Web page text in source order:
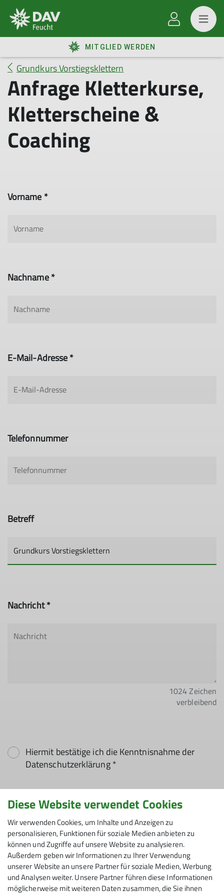
MITGLIED WERDEN
Grundkurs Vorstiegsklettern
Anfrage Kletterkurse,
Kletterscheine &
Coaching
Vorname *
Nachname *
E-Mail-Adresse *
Telefonnummer
Betreff
Nachricht *
1024Zeichen
verbleibend
Hiermit bestätige ich die Kenntnisnahme der
Datenschutzerklärung *
Hiermit erkläre ich mich einverstanden, dass
meine in das Kontaktformular eingegebenen
Daten elektronisch gesichert und zum Zweck der
Kontaktaufnahme verarbeitet und genutzt
werden. Mir ist bekannt, dass ich meine
Einwilligung jederzeit wiederrufen kann. *
Mit (*) markierte Felder
Diese Website verwendet Cookies
Wir verwenden Cookies, um Inhalte und Anzeigen zu
personalisieren, Funktionen für soziale Medien anbieten zu
können und Zugriffe auf unsere Website zu analysieren.
Außerdem geben wir Informationen zu Ihrer Verwendung
unserer Website an unsere Partner für soziale Medien, Werbung
und Analysen weiter. Unsere Partner führen diese Informationen
möglicherweise mit weiteren Daten zusammen, die Sie ihnen